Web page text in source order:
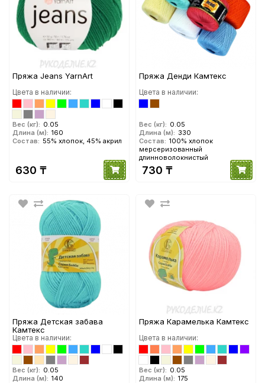
Пряжа Jeans YarnArt
Цвета в наличии:
Вес (кг): 0.05
Длина (м): 160
Состав: 55% хлопок, 45% акрил
630 ₸
Пряжа Денди Камтекс
Цвета в наличии:
Вес (кг): 0.05
Длина (м): 330
Состав: 100% хлопок
мерсеризованный
длинноволокнистый
730 ₸
Пряжа Детская забава
Камтекс
Цвета в наличии:
Вес (кг): 0.05
Длина (м): 140
Пряжа Карамелька Камтекс
Цвета в наличии:
Вес (кг): 0.05
Длина (м): 175